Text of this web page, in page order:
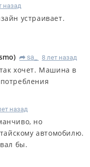
назад
устраивает.
) R sa_ 8 лет назад
хочет. Машина в
назад
но
автомобилю.
бы.